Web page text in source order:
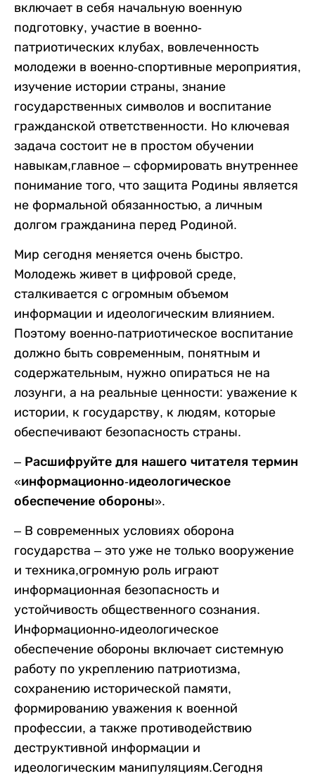
включает в себя начальную военную
подготовку, участие в военно-
патриотических клубах, вовлеченность
молодежи в военно-спортивные мероприятия,
изучение истории страны, знание
государственных символов и воспитание
гражданской ответственности. Но ключевая
задача состоит не в простом обучении
навыкам,главное – сформировать внутреннее
понимание того, что защита Родины является
не формальной обязанностью, а личным
долгом гражданина перед Родиной.
Мир сегодня меняется очень быстро.
Молодежь живет в цифровой среде,
сталкивается с огромным объемом
информации и идеологическим влиянием.
Поэтому военно-патриотическое воспитание
должно быть современным, понятным и
содержательным, нужно опираться не на
лозунги, а на реальные ценности: уважение к
истории, к государству, к людям, которые
обеспечивают безопасность страны.
– Расшифруйте для нашего читателя термин
«информационно-идеологическое
обеспечение обороны».
– В современных условиях оборона
государства – это уже не только вооружение
и техника,огромную роль играют
информационная безопасность и
устойчивость общественного сознания.
Информационно-идеологическое
обеспечение обороны включает системную
работу по укреплению патриотизма,
сохранению исторической памяти,
формированию уважения к военной
профессии, а также противодействию
деструктивной информации и
идеологическим манипуляциям.Сегодня